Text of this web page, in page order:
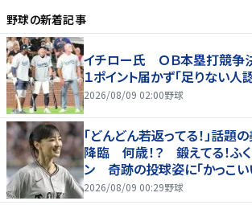
野球の新着記事
イチロー氏 ＯＢ本塁打競争
１ポイント届かず「足りない人
2026/08/09 02:00野球
「どんどん若返ってる！」話題
降臨 何歳！？ 鍛えてる！ふ
ン 奇跡の投球姿に「かっこいい
神」
2026/08/09 00:29野球